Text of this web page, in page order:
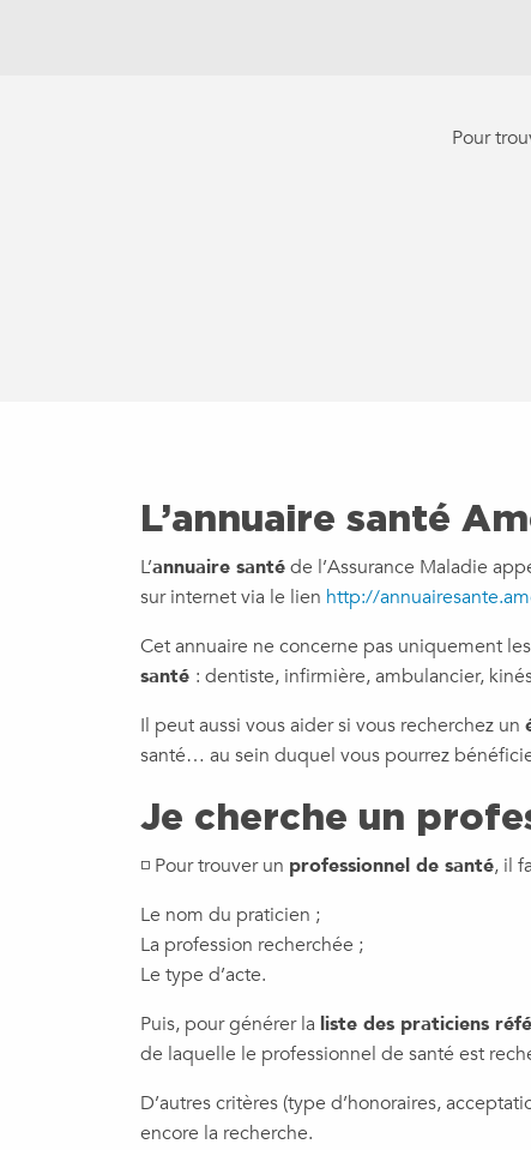
Pour
L’annuaire santé
L’annuaire santéde l’Assurance Maladie
sur internet via le lien http://
Cet annuaire ne concerne pas uniquement les
santé : dentiste, infirmière, ambulancier,
Il peut aussi vous aider si vous recherchez un
santé… au sein duquel vous pourrez
Je cherche un
◽ Pour trouver un professionnel de santé, il
Le nom du praticien ;
La profession recherchée ;
Le type d’acte.
Puis, pour générer la liste des praticiens
de laquelle le professionnel de santé est
D’autres critères (type d’honoraires,
encore la recherche.